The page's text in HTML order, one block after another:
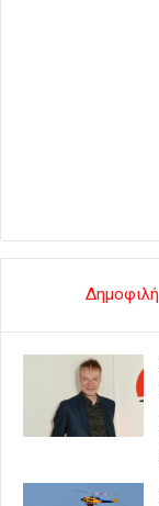
Δημοφιλή